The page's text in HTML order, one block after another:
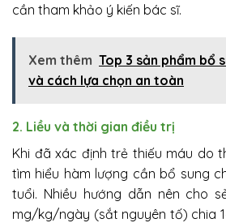
cần tham khảo ý kiến bác sĩ.
Xem thêm Top 3 sản phẩm bổ
và cách lựa chọn an toàn
2. Liều và thời gian điều trị
Khi đã xác định trẻ thiếu máu do
tìm hiểu hàm lượng cần bổ sung
tuổi. Nhiều hướng dẫn nên cho
mg/kg/ngày (sắt nguyên tố) chia